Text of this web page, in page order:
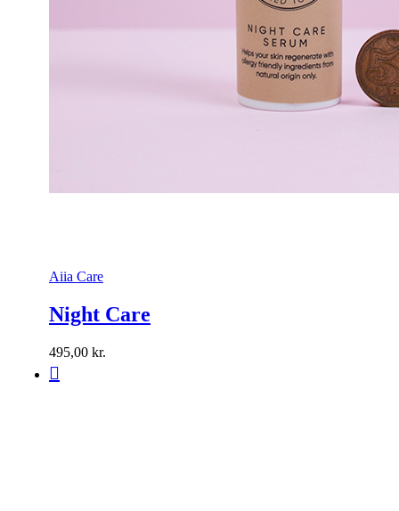
Aiia Care
Night Care
495,00 kr.